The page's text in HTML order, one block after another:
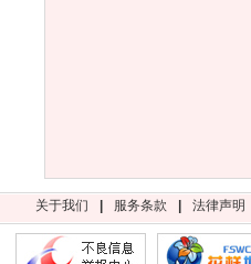
关于我们 服务条款 法律声明